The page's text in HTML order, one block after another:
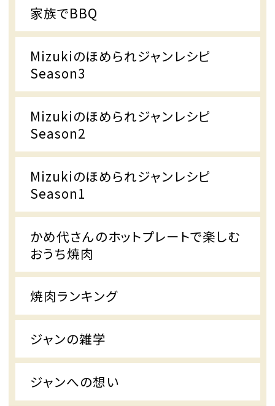
家族でBBQ
Mizukiのほめられジャンレシピ
Season3
Mizukiのほめられジャンレシピ
Season2
Mizukiのほめられジャンレシピ
Season1
かめ代さんのホットプレートで楽しむ
おうち焼肉
焼肉ランキング
ジャンの雑学
ジャンへの想い